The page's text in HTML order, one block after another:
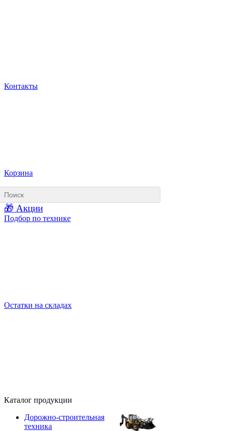
Контакты
Корзина
🎁 Акции
Подбор по технике
Остатки на складах
Каталог продукции
Дорожно-строительная
техника